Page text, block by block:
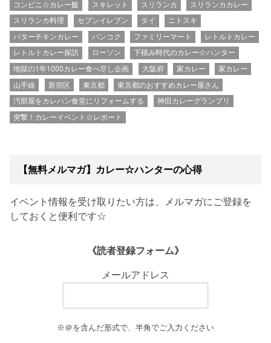
コンビニ☆カレー飯 スキレット スリランカ
スリランカカレー
スリランカ料理
セブンイレブン タイ
ニトスキ
バターチキンカレー
バンコク ファミリーマート
レトルトカレー
レトルトカレー探訪
ローソン
下積み時代のカレー☆ハンター
地獄の1年1000カレー食べ尽し企画
大阪府 家カレー
家カレー
山手線
新宿区 東京都
東京都のおすすめカレー屋さん
汚部屋をカレハン食堂にリフォームする
神田カレーグランプリ
突撃！カレーイベント☆レポート
【無料メルマガ】カレー☆ハンターの心得
イベント情報を受け取りたい方は、メルマガにご登録を
しておくと便利です☆
《読者登録フォーム》
メールアドレス
※＠を含んだ形式で、半角でご入力ください